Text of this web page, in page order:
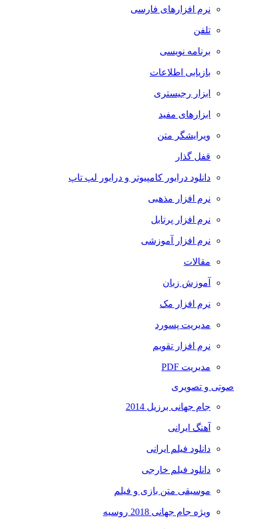
نرم افزارهای فارسی
تلفن
برنامه نویسی
بازیابی اطلاعات
ابزار رجیستری
ابزارهای مفید
ویرایشگر متن
قفل گذار
دانلود درایور کامپیوتر و درایور لپ تاپ
نرم افزار مذهبی
نرم افزار پرتابل
نرم افزار آموزشی
مقالات
آموزش زبان
نرم افزار مک
مدیریت پسورد
نرم افزار تقویم
مدیریت PDF
صوتی و تصویری
جام جهانی برزیل 2014
آهنگ ایرانی
دانلود فیلم ایرانی
دانلود فیلم خارجی
موسیقی متن بازی و فیلم
ویژه جام جهانی 2018 روسیه